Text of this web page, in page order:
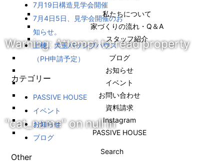
私たちについて
家づくりの流れ・Q＆A
スタッフ紹介
ブログ
お知らせ
イベント
お問い合わせ
資料請求
Instagram
PASSIVE HOUSE
Search
Warning: Attempt to read property
"cat_name" on null in
7月19日構造見学会開催
7月4日5日、見学会開催のお
知らせ。
上棟。大玉パッシブハウス
（PH申請予定）
カテゴリー
PASSIVE HOUSE
イベント
お知らせ
ブログ
Other